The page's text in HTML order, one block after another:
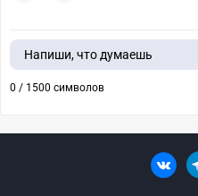
Напиши, что думаешь
0 / 1500 символов